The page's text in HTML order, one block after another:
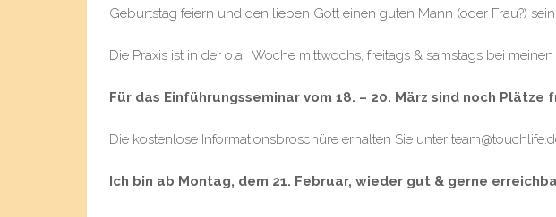
Geburtstag feiern und den lieben Gott einen guten Mann (oder Frau?)
Die Praxis ist in der o.a. Woche mittwochs, freitags & samstags bei
Für das Einführungsseminar vom 18. – 20. März sind noch Plätze
Die kostenlose Informationsbroschüre erhalten Sie unter
Ich bin ab Montag, dem 21. Februar, wieder gut & gerne